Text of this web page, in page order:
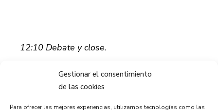
Gestionar el consentimiento
de las cookies
Para ofrecer las mejores experiencias, utilizamos tecnologías como las
12:10 Debate y close.
12:20 Visit to the Punta Begoña Galleries.